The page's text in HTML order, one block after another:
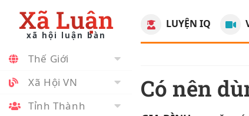
Xã Luận
xã hội luận bàn
Thế Giới
Xã Hội VN
Tỉnh Thành
LUYỆN IQ
Có nên